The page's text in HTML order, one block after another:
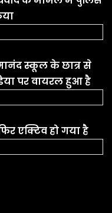
स्कूल के छात्र से
पर वायरल हुआ है
एक्टिव हो गया है